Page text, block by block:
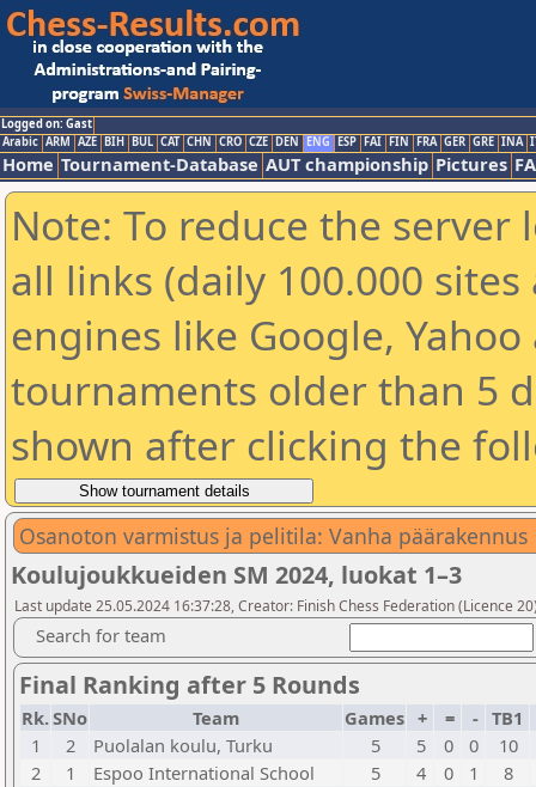
Logged on: Gast
Arabic ARM AZE BIH BUL CAT CHN CRO CZE DEN ENG ESP FAI FIN FRA GER GRE INA
Home Tournament-Database AUT championship Pictures
Note: To reduce the
all links (daily 100.000
engines like Google,
tournaments older than 5
shown after clicking the
Osanoton varmistus ja pelitila: Vanha päärakennus
Koulujoukkueiden SM 2024, luokat 1–3
Last update 25.05.2024 16:37:28, Creator: Finish Chess Federation (Licence
Search for team
Final Ranking after 5 Rounds
Rk.SNo Team Games + = - TB1
1
2 Puolalan koulu, Turku 5 5 0 0
10
2
1 Espoo International School 5 4 0 1
8